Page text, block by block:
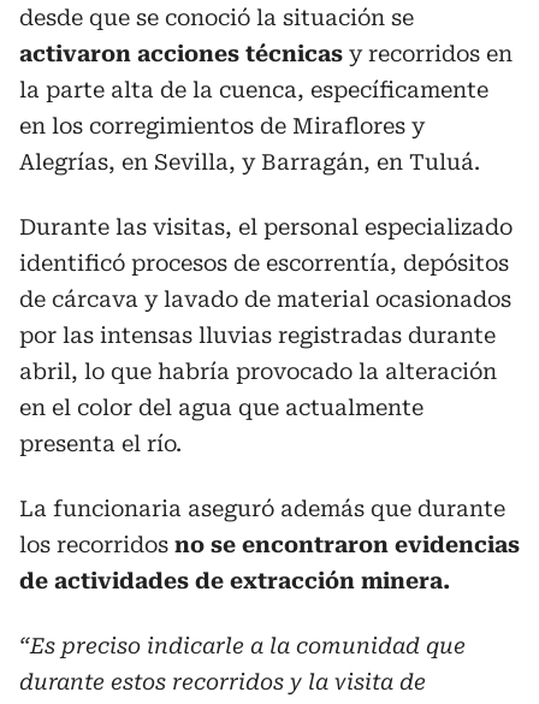
desde que se conoció la situación se
activaron acciones técnicas y recorridos en
la parte alta de la cuenca, específicamente
en los corregimientos de Miraflores y
Alegrías, en Sevilla, y Barragán, en Tuluá.
Durante las visitas, el personal especializado
identificó procesos de escorrentía, depósitos
de cárcava y lavado de material ocasionados
por las intensas lluvias registradas durante
abril, lo que habría provocado la alteración
en el color del agua que actualmente
presenta el río.
La funcionaria aseguró además que durante
los recorridos no se encontraron evidencias
de actividades de extracción minera.
“Es preciso indicarle a la comunidad que
durante estos recorridos y la visita de